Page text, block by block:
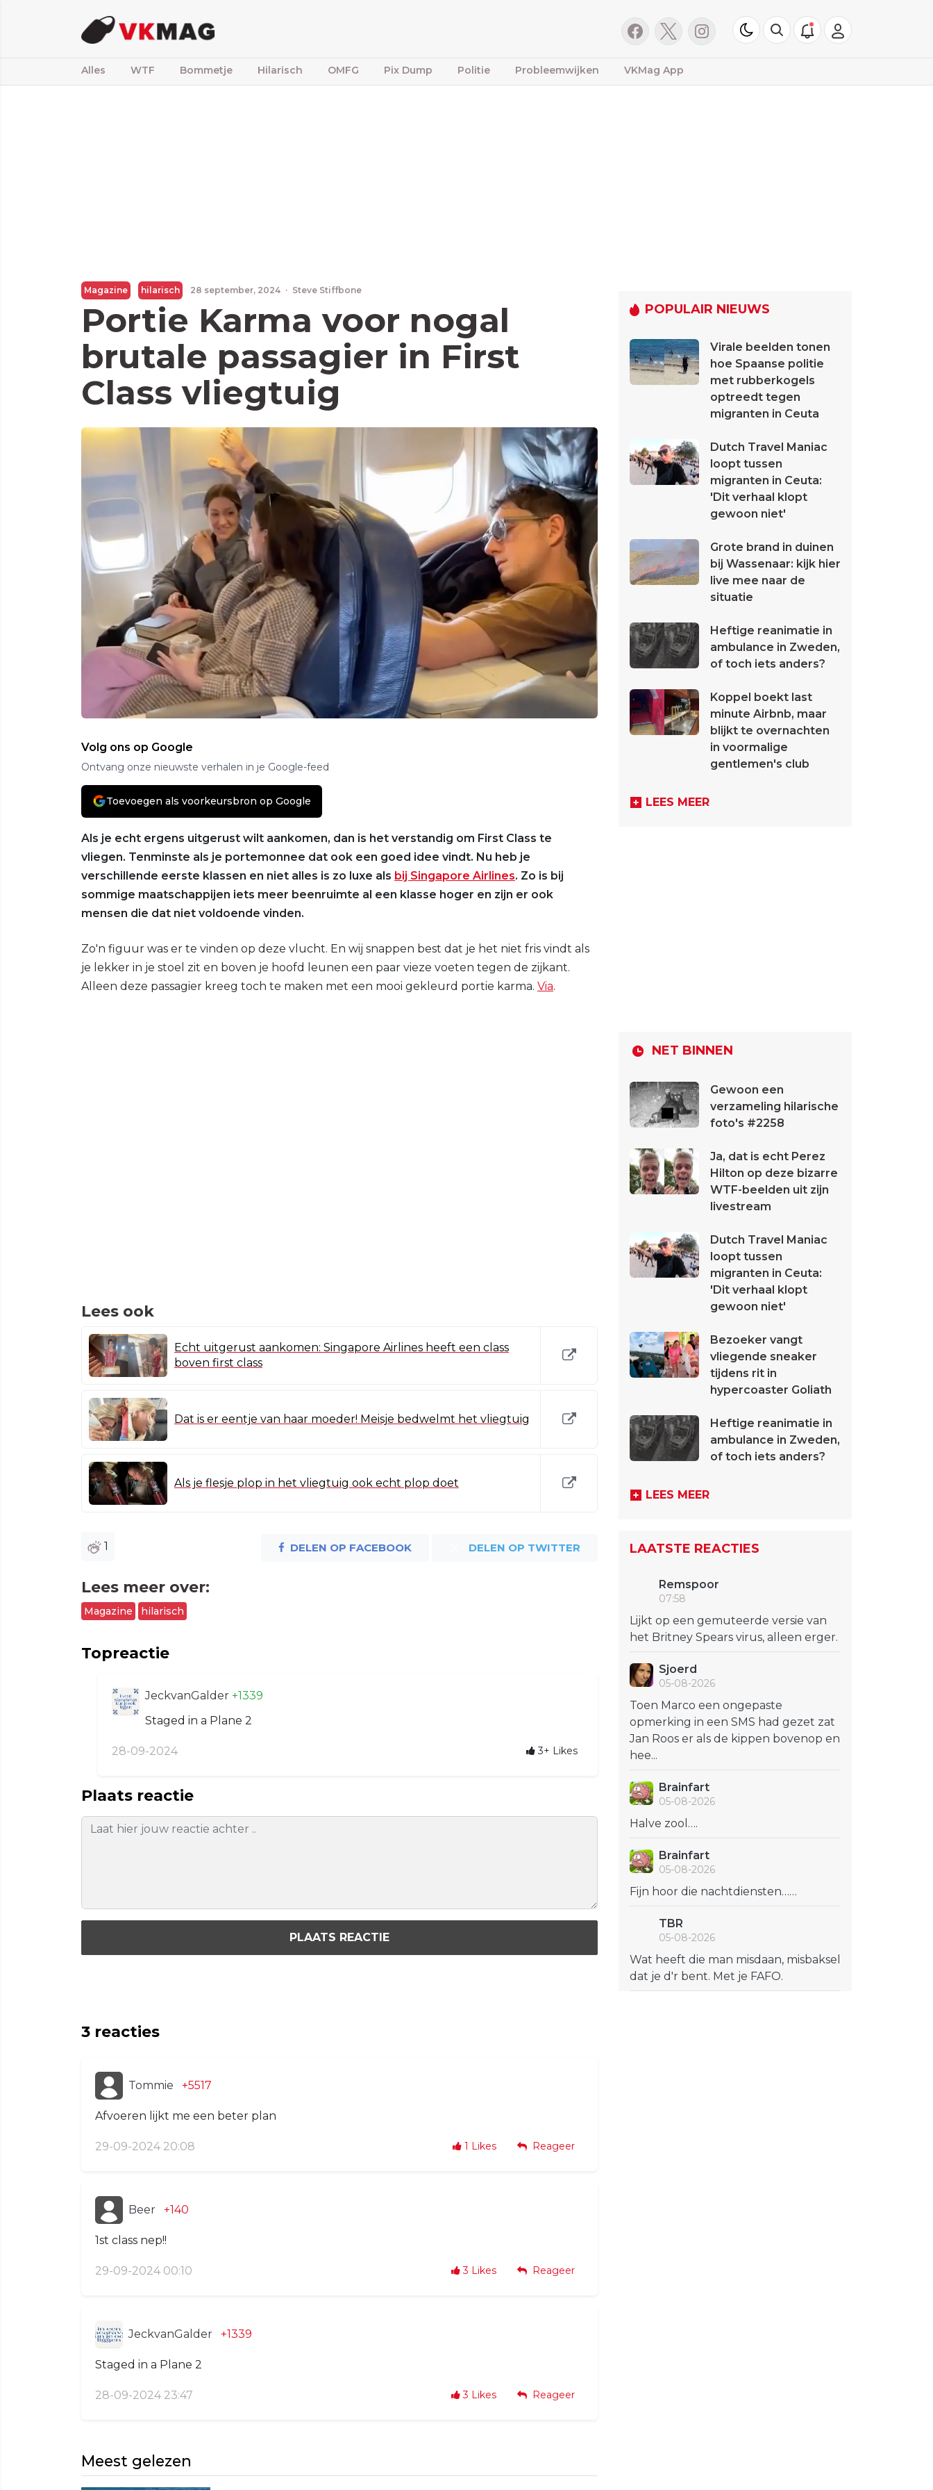
Alles WTF Bommetje Hilarisch OMFG Pix Dump Politie Probleemwijken VKMag App
Magazine hilarisch 28 september, 2024 · Steve Stiffbone
Portie Karma voor nogal
brutale passagier in First
Class vliegtuig
Volg ons op Google
Ontvang onze nieuwste verhalen in je Google-feed
Toevoegen als voorkeursbron op Google
Als je echt ergens uitgerust wilt aankomen, dan is het verstandig om First Class te
vliegen. Tenminste als je portemonnee dat ook een goed idee vindt. Nu heb je
verschillende eerste klassen en niet alles is zo luxe als bij Singapore Airlines. Zo is bij
sommige maatschappijen iets meer beenruimte al een klasse hoger en zijn er ook
mensen die dat niet voldoende vinden.
Zo'n figuur was er te vinden op deze vlucht. En wij snappen best dat je het niet fris vindt als
je lekker in je stoel zit en boven je hoofd leunen een paar vieze voeten tegen de zijkant.
Alleen deze passagier kreeg toch te maken met een mooi gekleurd portie karma. Via.
Lees ook
Echt uitgerust aankomen: Singapore Airlines heeft een class
boven first class
Dat is er eentje van haar moeder! Meisje bedwelmt het vliegtuig
Als je flesje plop in het vliegtuig ook echt plop doet
1 DELEN OP FACEBOOK DELEN OP TWITTER
Lees meer over:
Magazine hilarisch
Topreactie
JeckvanGalder +1339
Staged in a Plane 2
28-09-2024 3+ Likes
Plaats reactie
PLAATS REACTIE
3 reacties
Tommie +5517
Afvoeren lijkt me een beter plan
29-09-2024 20:08 1 Likes Reageer
Beer +140
1st class nep!!
29-09-2024 00:10 3 Likes Reageer
JeckvanGalder +1339
Staged in a Plane 2
28-09-2024 23:47 3 Likes Reageer
Meest gelezen
POPULAIR NIEUWS
Virale beelden tonen
hoe Spaanse politie
met rubberkogels
optreedt tegen
migranten in Ceuta
Dutch Travel Maniac
loopt tussen
migranten in Ceuta:
'Dit verhaal klopt
gewoon niet'
Grote brand in duinen
bij Wassenaar: kijk hier
live mee naar de
situatie
Heftige reanimatie in
ambulance in Zweden,
of toch iets anders?
Koppel boekt last
minute Airbnb, maar
blijkt te overnachten
in voormalige
gentlemen's club
LEES MEER
NET BINNEN
Gewoon een
verzameling hilarische
foto's #2258
Ja, dat is echt Perez
Hilton op deze bizarre
WTF-beelden uit zijn
livestream
Dutch Travel Maniac
loopt tussen
migranten in Ceuta:
'Dit verhaal klopt
gewoon niet'
Bezoeker vangt
vliegende sneaker
tijdens rit in
hypercoaster Goliath
Heftige reanimatie in
ambulance in Zweden,
of toch iets anders?
LEES MEER
LAATSTE REACTIES
Remspoor
07:58
Lijkt op een gemuteerde versie van
het Britney Spears virus, alleen erger.
Sjoerd
05-08-2026
Toen Marco een ongepaste
opmerking in een SMS had gezet zat
Jan Roos er als de kippen bovenop en
hee...
Brainfart
05-08-2026
Halve zool….
Brainfart
05-08-2026
Fijn hoor die nachtdiensten……
TBR
05-08-2026
Wat heeft die man misdaan, misbaksel
dat je d'r bent. Met je FAFO.